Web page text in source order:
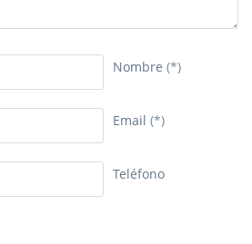
Nombre (*)
Email (*)
Teléfono